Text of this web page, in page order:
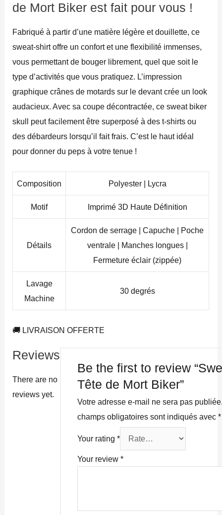
de Mort Biker est fait pour vous !
Fabriqué à partir d’une matière légère et douillette, ce
sweat-shirt offre un confort et une flexibilité immenses,
vous permettant de bouger librement, quel que soit le
type d’activités que vous pratiquez. L’impression
graphique crânes de motards sur le devant crée un look
audacieux. Avec sa coupe décontractée, ce sweat biker
skull peut facilement être superposé à des t-shirts ou
des débardeurs lorsqu’il fait frais. C’est le haut idéal
pour donner du peps à votre tenue !
Composition Polyester | Lycra
Motif Imprimé 3D Haute Définition
Détails
Cordon de serrage | Capuche | Poche
ventrale | Manches longues |
Fermeture éclair (zippée)
Lavage
Machine
30 degrés
🚚 LIVRAISON OFFERTE
Reviews
There are no
reviews yet.
Be the first to review
Tête de Mort Biker”
Votre adresse e-mail ne sera pas
champs obligatoires sont indiqués avec*
Your rating*
Your review*